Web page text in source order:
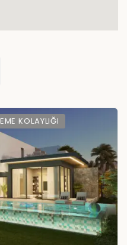
KOLAYLIĞI